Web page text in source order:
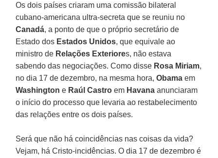
Os dois países criaram uma comissão bilateral
cubano-americana ultra-secreta que se reuniu no
Canadá, a ponto de que o próprio secretário de
Estado dos Estados Unidos, que equivale ao
ministro de Relações Exteriores, não estava
sabendo das negociações. Como disse Rosa Miriam,
no dia 17 de dezembro, na mesma hora,Obama em
Washington e Raúl Castro em Havana anunciaram
o início do processo que levaria ao restabelecimento
das relações entre os dois países.
Será que não há coincidências nas coisas da vida?
Vejam, há Cristo-incidências. O dia 17 de dezembro é